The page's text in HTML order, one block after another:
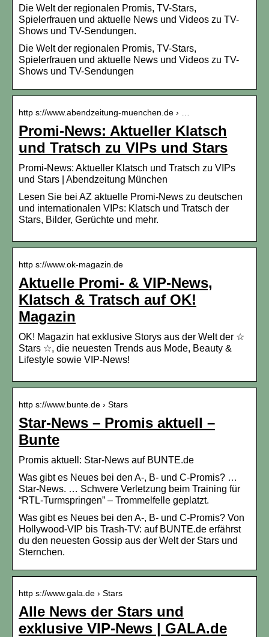
Die Welt der regionalen Promis, TV-Stars,
Spielerfrauen und aktuelle News und Videos zu TV-
Shows und TV-Sendungen.
Die Welt der regionalen Promis, TV-Stars,
Spielerfrauen und aktuelle News und Videos zu TV-
Shows und TV-Sendungen
http s://www.abendzeitung-muenchen.de › …
Promi-News: Aktueller Klatsch
und Tratsch zu VIPs und Stars
Promi-News: Aktueller Klatsch und Tratsch zu VIPs
und Stars | Abendzeitung München
Lesen Sie bei AZ aktuelle Promi-News zu deutschen
und internationalen VIPs: Klatsch und Tratsch der
Stars, Bilder, Gerüchte und mehr.
http s://www.ok-magazin.de
Aktuelle Promi- & VIP-News,
Klatsch & Tratsch auf OK!
Magazin
OK! Magazin hat exklusive Storys aus der Welt der ☆
Stars ☆, die neuesten Trends aus Mode, Beauty &
Lifestyle sowie VIP-News!
http s://www.bunte.de › Stars
Star-News – Promis aktuell –
Bunte
Promis aktuell: Star-News auf BUNTE.de
Was gibt es Neues bei den A-, B- und C-Promis? …
Star-News. … Schwere Verletzung beim Training für
“RTL-Turmspringen” – Trommelfelle geplatzt.
Was gibt es Neues bei den A-, B- und C-Promis? Von
Hollywood-VIP bis Trash-TV: auf BUNTE.de erfährst
du den neuesten Gossip aus der Welt der Stars und
Sternchen.
http s://www.gala.de › Stars
Alle News der Stars und
exklusive VIP-News | GALA.de